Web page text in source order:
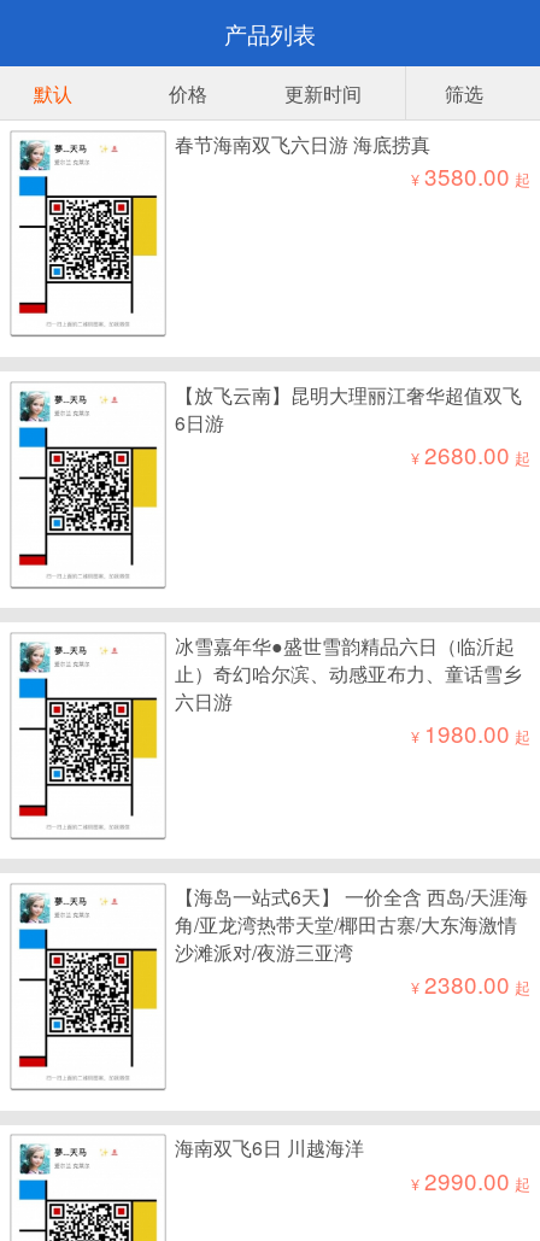
产品列表
默认 价格 更新时间
筛选
春节海南双飞六日游 海底捞真
¥3580.00 起
【放飞云南】昆明大理丽江奢华超值双飞
6日游
¥2680.00 起
冰雪嘉年华●盛世雪韵精品六日（临沂起
止）奇幻哈尔滨、动感亚布力、童话雪乡
六日游
¥ 1980.00 起
【海岛一站式6天】 一价全含 西岛/天涯海
角/亚龙湾热带天堂/椰田古寨/大东海激情
沙滩派对/夜游三亚湾
¥2380.00 起
海南双飞6日 川越海洋
¥2990.00 起